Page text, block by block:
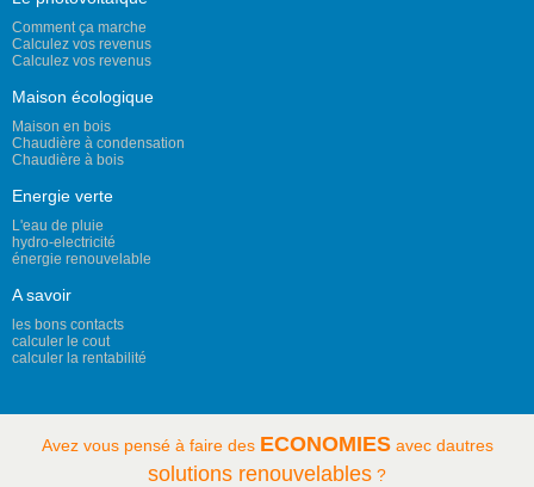
Comment ça marche
Calculez vos revenus
Calculez vos revenus
Maison écologique
Maison en bois
Chaudière à condensation
Chaudière à bois
Energie verte
L'eau de pluie
hydro-electricité
énergie renouvelable
A savoir
les bons contacts
calculer le cout
calculer la rentabilité
Avez vous pensé à faire des ECONOMIESavec dautres
solutions renouvelables ?